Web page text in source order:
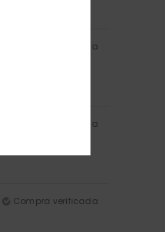
Compra verificada
Compra verificada
Compra verificada